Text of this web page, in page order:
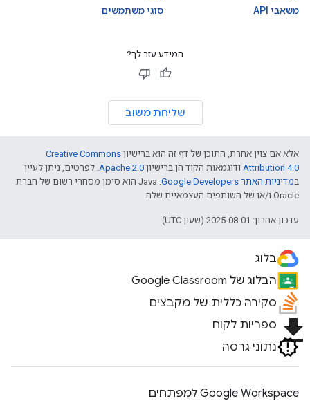
משאבי API
סוגי משתמשים
המידע עזר לך?
שליחת משוב
אלא אם צוין אחרת, התוכן של דף זה הוא ברישיון Creative Commons
Attribution 4.0 ודוגמאות הקוד הן ברישיון Apache 2.0. לפרטים, ניתן לעיין
במדיניות האתר Google Developers‏
.‏ Java הוא סימן מסחרי רשום של חברת
Oracle ו/או של השותפים העצמאיים שלה.
עדכון אחרון: 2025-08-01 (שעון UTC).
בלוג
הבלוג של Google Classroom
סקירה כללית של מקבצים
file_download ספריות לקוח
נתוני גרסה
Google Workspace למפתחים